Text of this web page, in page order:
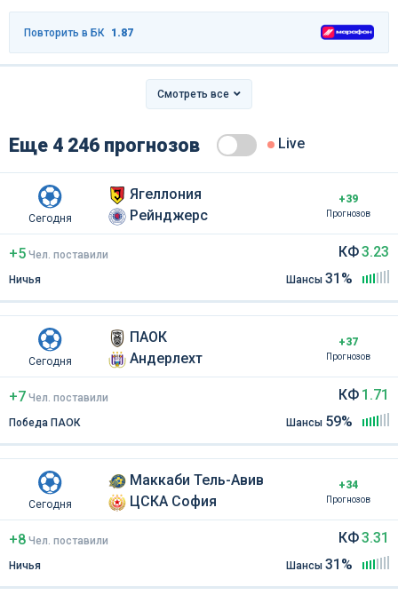
Повторить в БК 1.87
Смотреть все
Еще 4 246 прогнозов Live
Сегодня
Ягеллония
Рейнджерс
+39
Прогнозов
+5 Чел. поставили
Ничья
КФ3.23
Шансы 31%
Сегодня
ПАОК
Андерлехт
+37
Прогнозов
+7 Чел. поставили
Победа ПАОК
КФ 1.71
Шансы 59%
Сегодня
Маккаби Тель-Авив
ЦСКА София
+34
Прогнозов
+8 Чел. поставили
Ничья
КФ3.31
Шансы 31%